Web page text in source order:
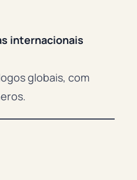
internacionais
globais, com